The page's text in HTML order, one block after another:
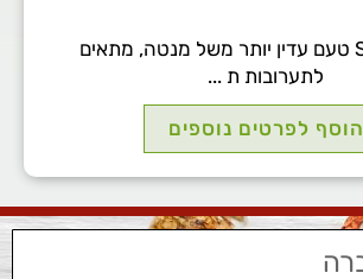
Spearmint טעם עדין יותר משל מנטה, מתאים
לתערובות ת ...
הוסף לפרטים נוספים